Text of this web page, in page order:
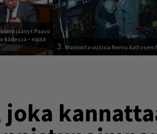
jäänyt Paavo
kädessä – näitä
3.Mainioita uutisia Remu Aaltosen
joka